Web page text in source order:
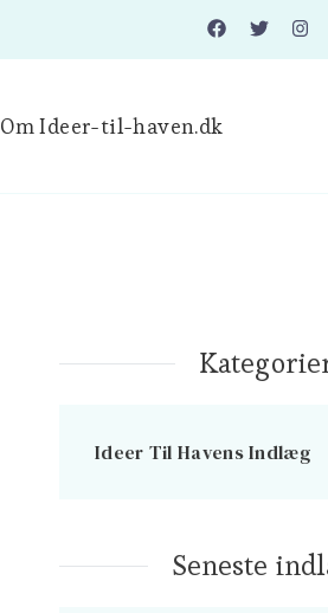
Om Ideer-til-haven.dk
Ideer Til Havens Indlæg
Seneste